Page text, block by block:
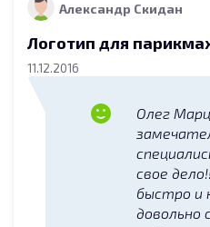
Александр Скидан
Логотип для
11.12.2016
Олег
свое
быстро и
довольно